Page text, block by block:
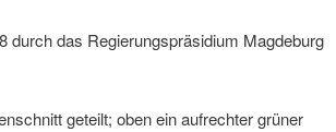
durch das Regierungspräsidium Magdeburg
geteilt; oben ein aufrechter grüner